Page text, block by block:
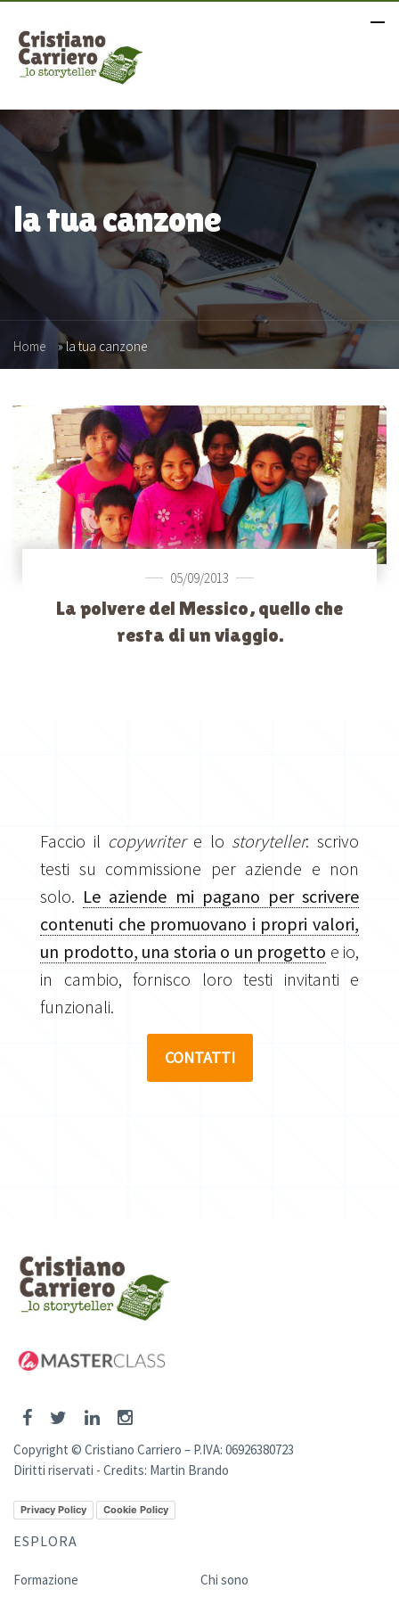
la tua canzone
Home »la tua canzone
05/09/2013
La polvere del Messico, quello che
resta di un viaggio.
Faccio il copywritere lo storyteller: scrivo
testi su commissione per aziende e non
solo. Le aziende mi pagano per scrivere
contenuti che promuovano i propri valori,
un prodotto, una storia o un progetto e io,
in cambio, fornisco loro testi invitanti e
funzionali.
CONTATTI
Copyright © Cristiano Carriero – P.IVA: 06926380723
Diritti riservati - Credits: Martin Brando
Privacy Policy Cookie Policy
ESPLORA
Formazione Chi sono